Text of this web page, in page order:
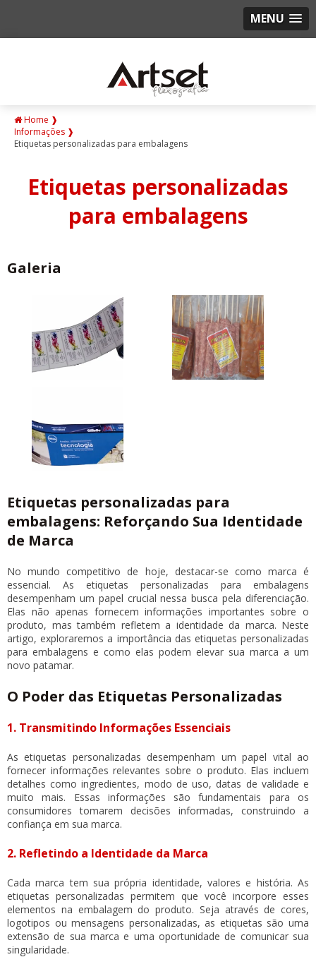
MENU
Home ❱
Informações ❱
Etiquetas personalizadas para embalagens
Etiquetas personalizadas
para embalagens
Galeria
Etiquetas personalizadas para
embalagens: Reforçando Sua Identidade
de Marca
No mundo competitivo de hoje, destacar-se como marca é
essencial. As etiquetas personalizadas para embalagens
desempenham um papel crucial nessa busca pela diferenciação.
Elas não apenas fornecem informações importantes sobre o
produto, mas também refletem a identidade da marca. Neste
artigo, exploraremos a importância das etiquetas personalizadas
para embalagens e como elas podem elevar sua marca a um
novo patamar.
O Poder das Etiquetas Personalizadas
1. Transmitindo Informações Essenciais
As etiquetas personalizadas desempenham um papel vital ao
fornecer informações relevantes sobre o produto. Elas incluem
detalhes como ingredientes, modo de uso, datas de validade e
muito mais. Essas informações são fundamentais para os
consumidores tomarem decisões informadas, construindo a
confiança em sua marca.
2. Refletindo a Identidade da Marca
Cada marca tem sua própria identidade, valores e história. As
etiquetas personalizadas permitem que você incorpore esses
elementos na embalagem do produto. Seja através de cores,
logotipos ou mensagens personalizadas, as etiquetas são uma
extensão de sua marca e uma oportunidade de comunicar sua
singularidade.